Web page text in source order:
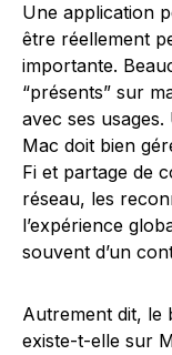
Une application
être réellement
importante.
“présents” sur
avec ses
Mac doit bien
Fi et partage de
réseau, les
l’expérience
souvent d’un
Autrement dit, le
existe-t-elle sur